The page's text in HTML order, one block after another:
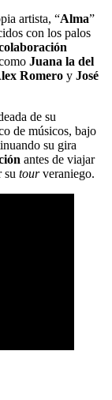
artista, “Alma”
con los palos
Juana la del
Romero y José
de su
de músicos, bajo
su gira
antes de viajar
su tourveraniego.